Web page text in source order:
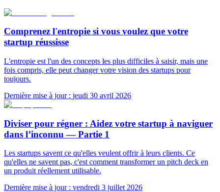
Comprenez l'entropie si vous voulez que votre
startup réussisse
L'entropie est l'un des concepts les plus difficiles à saisir, mais une
fois compris, elle peut changer votre vision des startups pour
toujours.
Dernière mise à jour : jeudi 30 avril 2026
Diviser pour régner : Aidez votre startup à naviguer
dans l’inconnu — Partie 1
Les startups savent ce qu'elles veulent offrir à leurs clients. Ce
qu'elles ne savent pas, c'est comment transformer un pitch deck en
un produit réellement utilisable.
Dernière mise à jour : vendredi 3 juillet 2026